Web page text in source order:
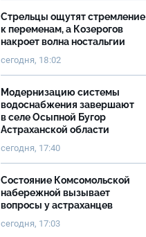
Стрельцы ощутят стремление
к переменам, а Козерогов
накроет волна ностальгии
сегодня, 18:02
Модернизацию системы
водоснабжения завершают
в селе Осыпной Бугор
Астраханской области
сегодня, 17:40
Состояние Комсомольской
набережной вызывает
вопросы у астраханцев
сегодня, 17:03